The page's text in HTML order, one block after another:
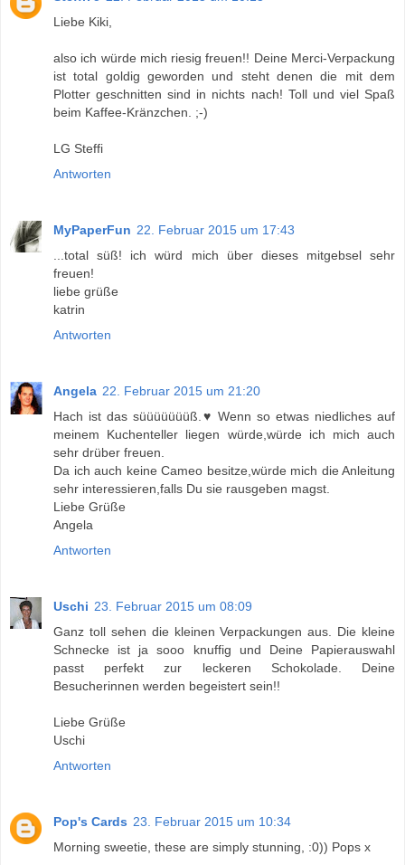
Liebe Kiki,
also ich würde mich riesig freuen!! Deine Merci-Verpackung
ist total goldig geworden und steht denen die mit dem
Plotter geschnitten sind in nichts nach! Toll und viel Spaß
beim Kaffee-Kränzchen. ;-)
LG Steffi
Antworten
MyPaperFun 22. Februar 2015 um 17:43
...total süß! ich würd mich über dieses mitgebsel sehr
freuen!
liebe grüße
katrin
Antworten
Angela 22. Februar 2015 um 21:20
Hach ist das süüüüüüüß.♥ Wenn so etwas niedliches auf
meinem Kuchenteller liegen würde,würde ich mich auch
sehr drüber freuen.
Da ich auch keine Cameo besitze,würde mich die Anleitung
sehr interessieren,falls Du sie rausgeben magst.
Liebe Grüße
Angela
Antworten
Uschi 23. Februar 2015 um 08:09
Ganz toll sehen die kleinen Verpackungen aus. Die kleine
Schnecke ist ja sooo knuffig und Deine Papierauswahl
passt perfekt zur leckeren Schokolade. Deine
Besucherinnen werden begeistert sein!!
Liebe Grüße
Uschi
Antworten
Pop's Cards 23. Februar 2015 um 10:34
Morning sweetie, these are simply stunning, :0)) Pops x